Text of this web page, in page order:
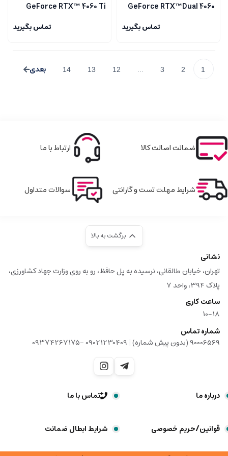
GeForce RTX­­™Dual 4060
تماس بگیرید
GeForce RTX™ 4060 Ti
VENTUS 2X BLACK 16G OC
تماس بگیرید
1
2
3
12
13
14
ضمانت اصالت کالا ارتباط با ما
شرایط مهلت تست و گارانتی سوالات متداول
برگشت به بالا
نشانی
تهران، خیابان طالقانی، نرسیده به پل حافظ، رو به روی وزارت جهاد کشاورزی،
پلاک 394، واحد 7
ساعت کاری
10-18
شماره تماس
90006569 (بدون پیش شماره)
|
09021230409 -09374267175
درباره ما تماس با ما
قوانین/حریم خصوصی شرایط ابطال ضمانت